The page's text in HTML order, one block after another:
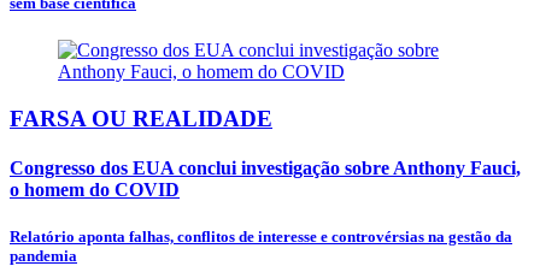
FARSA OU REALIDADE
Congresso dos EUA conclui investigação sobre Anthony Fauci,
o homem do COVID
Relatório aponta falhas, conflitos de interesse e controvérsias na gestão da
pandemia